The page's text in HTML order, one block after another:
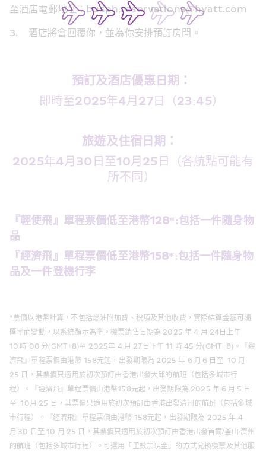
至酒店電郵地址：busph.reservations@hyatt.com
3.	酒店將會回覆你，並為你安排預訂房間。
預訂及酒店優惠日期：
即時至2025年4月27日（23:45）
旅遊及住宿日期：
2025年4月30日至10月25日（各航點可能有
所不同）
『輕便飛』單程票價低至港幣128*:包括一件隨身物
品
『經濟飛』單程票價低至港幣158*:包括一件隨身物
品及一件登機行李
*票價以港幣計算，不包括燃油附加費、稅項及其他收費，實際結算金額可隨
匯率而變動，以系統顯示為準。機票銷售日期為 2025 年 4 月 24日上午
10 時 00 分(GMT+8)至 2025年 4 月 27日下午 11 時 45 分(GMT+8)。『經
濟飛』單程票價由港幣 158元起，出發期限為 2025 年 6 月 6 日至  10 月
25 日，其票價只適用於初次預訂由香港出發大邱的航班（包括多城市行
程）。『經濟飛』單程票價由港幣158元起，出發期限為 2025 年 6 月 5 日
至  10月 25 日，其票價只適用於初次預訂由香港出發清州的航班（包括多城
市行程）。『經濟飛』單程票價由港幣 158元起，出發期限為 2025 年 4
月 30 日至 10 月 25 日，其票價只適用於初次預訂由香港出發首爾/釜山/濟州
的航班（包括多城市行程）。可選用「里數加現金」的方式兌換機票及其他服